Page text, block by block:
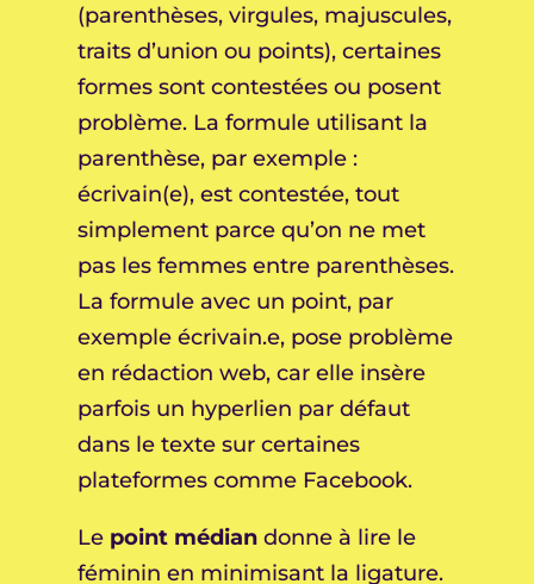
(parenthèses, virgules, majuscules,
traits d’union ou points), certaines
formes sont contestées ou posent
problème. La formule utilisant la
parenthèse, par exemple :
écrivain(e), est contestée, tout
simplement parce qu’on ne met
pas les femmes entre parenthèses.
La formule avec un point, par
exemple écrivain.e, pose problème
en rédaction web, car elle insère
parfois un hyperlien par défaut
dans le texte sur certaines
plateformes comme Facebook.
Le point médiandonne à lire le
féminin en minimisant la ligature.